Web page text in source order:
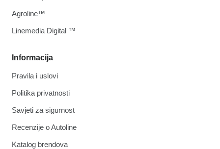
Informacija
Pravila i uslovi
Politika privatnosti
Savjeti za sigurnost
Recenzije o Autoline
Katalog brendova
Agroline™
Linemedia Digital ™